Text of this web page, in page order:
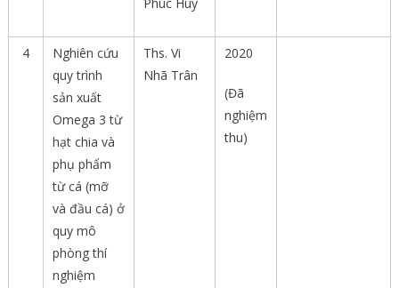
4
Nghiên cứu
quy trình
sản xuất
Omega 3 từ
hạt chia và
phụ phẩm
từ cá (mỡ
và đầu cá) ở
quy mô
phòng thí
nghiệm
Ths. Vi
Nhã Trân
2020
(Đã
nghiệm
thu)